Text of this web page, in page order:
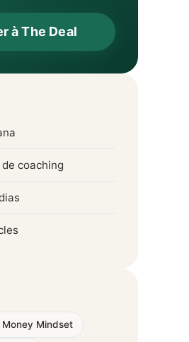
à The Deal
coaching
Money Mindset